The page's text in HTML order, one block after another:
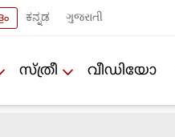
ಕನ್ನಡ ગુજરાતી
സ്ത്രീ വീഡിയോ